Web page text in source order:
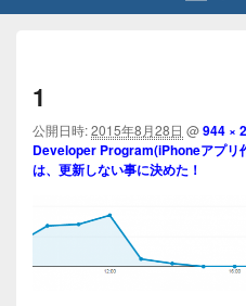
1
公開日時:2015年8月28日 @944 ×
Developer Program(iPhoneアプリ
は、更新しない事に決めた！